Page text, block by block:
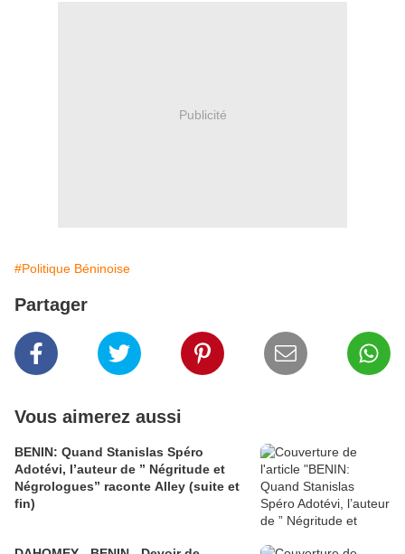
Publicité
#Politique Béninoise
Partager
Vous aimerez aussi
BENIN: Quand Stanislas Spéro
Adotévi, l’auteur de ” Négritude et
Négrologues” raconte Alley (suite et
fin)